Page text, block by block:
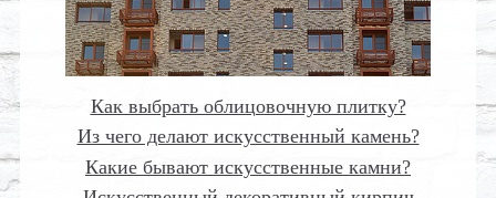
Как выбрать облицовочную плитку?
Из чего делают искусственный камень?
Какие бывают искусственные камни?